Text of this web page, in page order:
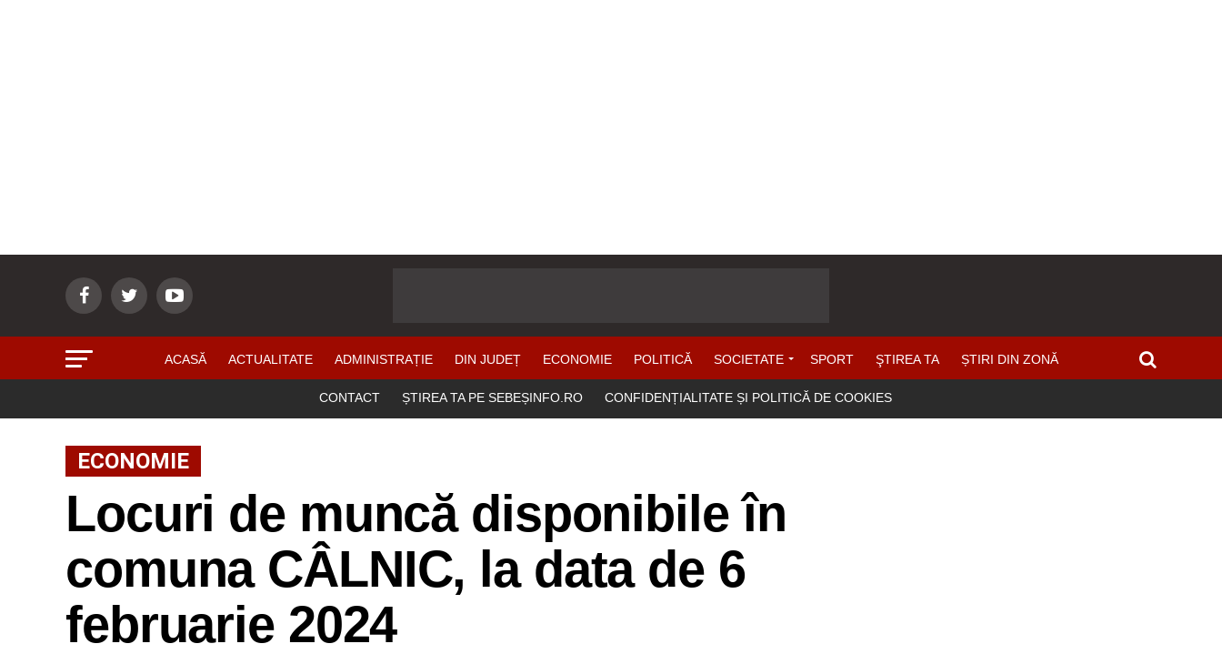
ACASĂ ACTUALITATE ADMINISTRAȚIE DIN JUDEȚ ECONOMIE POLITICĂ SOCIETATE SPORT ŞTIREA TA ȘTIRI DIN ZONĂ
CONTACT ȘTIREA TA PE SEBEȘINFO.RO CONFIDENȚIALITATE ȘI POLITICĂ DE COOKIES
ECONOMIE
Locuri de muncă disponibile în
comuna CÂLNIC, la data de 6
februarie 2024